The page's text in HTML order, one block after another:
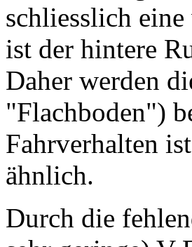
schliesslich
ist der hintere
Daher werden
"Flachboden")
Fahrverhalten
ähnlich.
Durch die